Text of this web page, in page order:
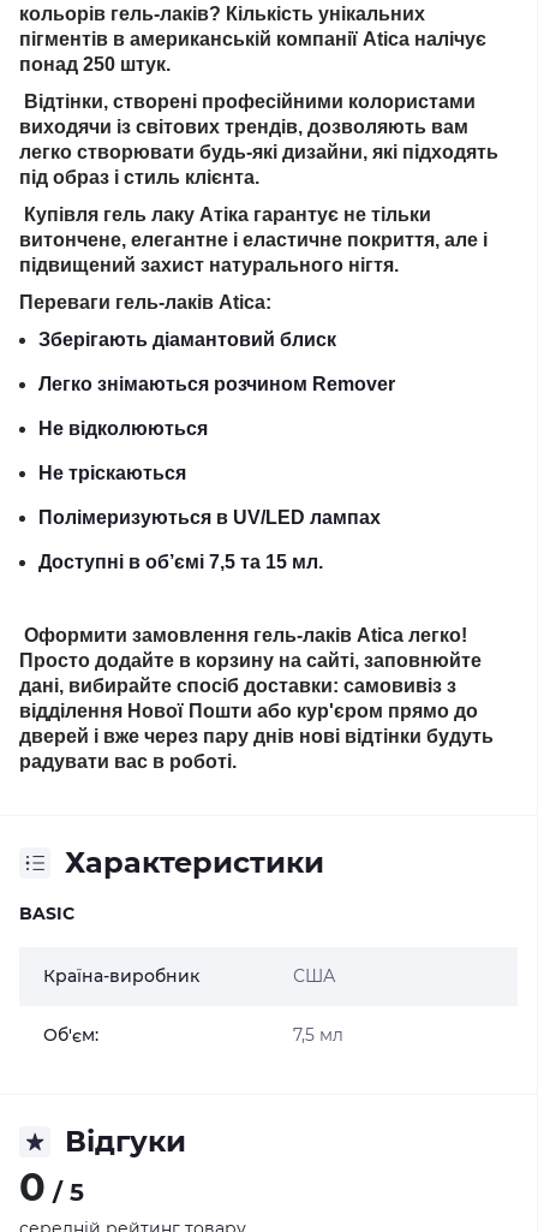
кольорів гель-лаків? Кількість унікальних
пігментів в американській компанії Atica налічує
понад 250 штук.
Відтінки, створені професійними колористами
виходячи із світових трендів, дозволяють вам
легко створювати будь-які дизайни, які підходять
під образ і стиль клієнта.
Купівля гель лаку Атіка гарантує не тільки
витончене, елегантне і еластичне покриття, але і
підвищений захист натурального нігтя.
Переваги гель-лаків Atica:
Зберігають діамантовий блиск
Легко знімаються розчином Remover
Не відколюються
Не тріскаються
Полімеризуються в UV/LED лампах
Доступні в об’ємі 7,5 та 15 мл.
Оформити замовлення гель-лаків Atica легко!
Просто додайте в корзину на сайті, заповнюйте
дані, вибирайте спосіб доставки: самовивіз з
відділення Нової Пошти або кур'єром прямо до
дверей і вже через пару днів нові відтінки будуть
радувати вас в роботі.
Характеристики
BASIC
Країна-виробник США
Об'єм: 7,5 мл
Відгуки
0 / 5